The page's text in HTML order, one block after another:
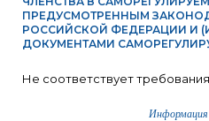
ПРЕДУСМОТРЕННЫМ
РОССИЙСКОЙ ФЕДЕРАЦИИ И
ДОКУМЕНТАМИ
Не соответствует
Информация